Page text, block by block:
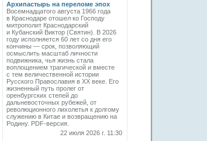
Архипастырь на переломе эпох
Восемнадцатого августа 1966 года
в Краснодаре отошел ко Господу
митрополит Краснодарский
и Кубанский Виктор (Святин). В 2026
году исполняется 60 лет со дня его
кончины — срок, позволяющий
осмыслить масштаб личности
подвижника, чья жизнь стала
воплощением трагической и вместе
с тем величественной истории
Русского Православия в XX веке. Его
жизненный путь пролег от
оренбургских степей до
дальневосточных рубежей, от
революционного лихолетья к долгому
служению в Китае и возвращению на
Родину. PDF-версия.
22 июля 2026 г. 11:30